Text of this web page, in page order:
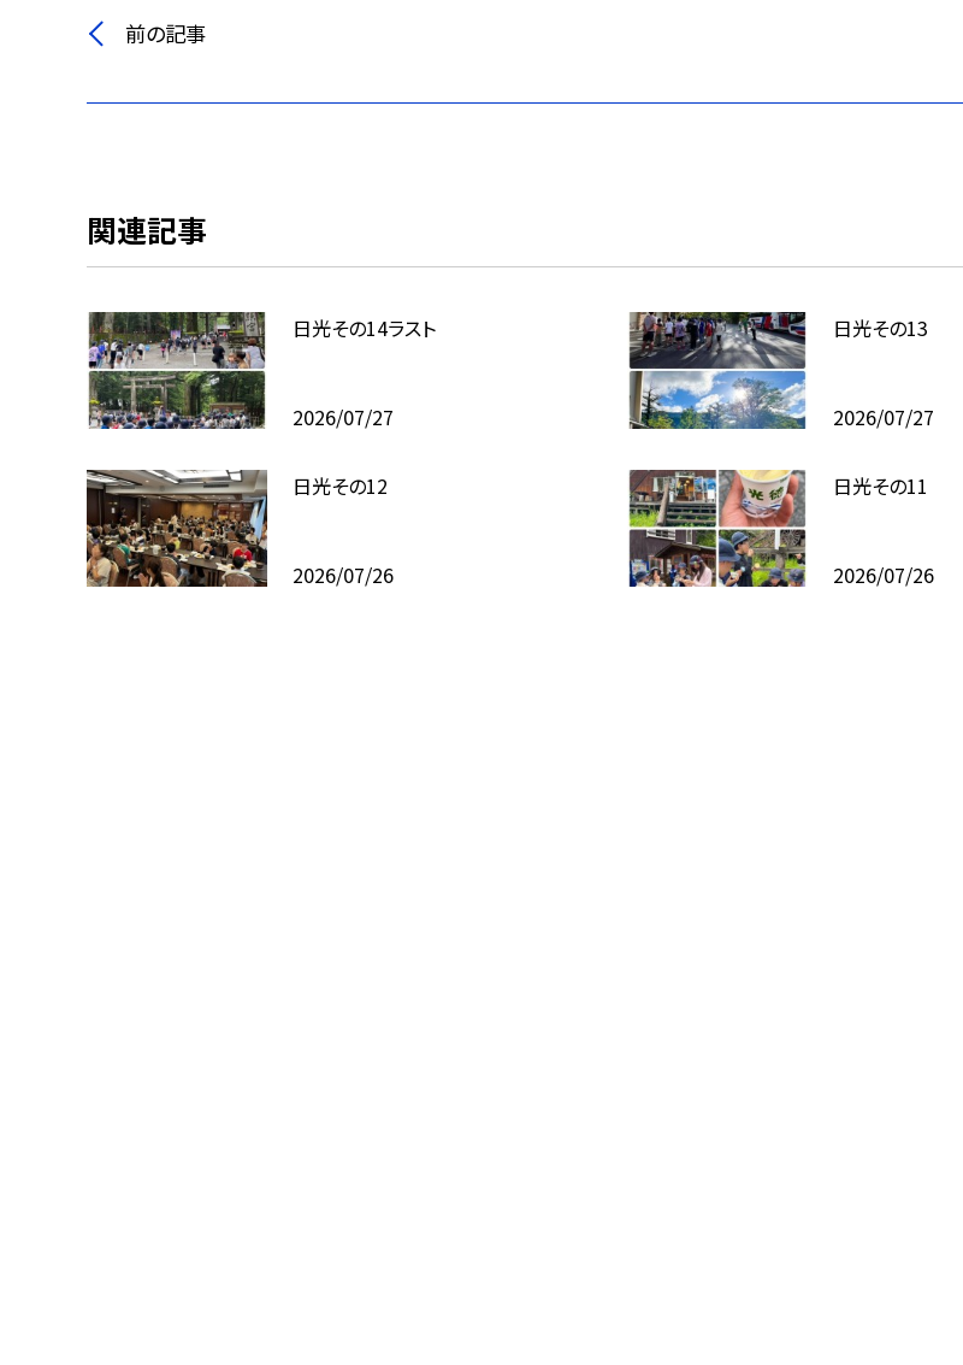
前の記事
関連記事
日光その14ラスト
2026/07/27
日光その13
2026/07/27
日光その12
2026/07/26
日光その11
2026/07/26